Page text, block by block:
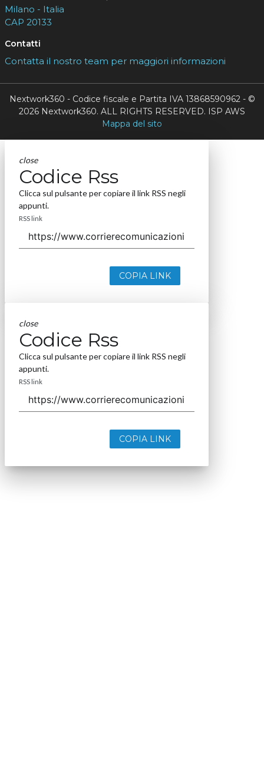
Milano - Italia
CAP 20133
Contatti
Contatta il nostro team per maggiori informazioni
Nextwork360 - Codice fiscale e Partita IVA 13868590962 - ©
2026 Nextwork360. ALL RIGHTS RESERVED. ISP AWS
Mappa del sito
close
Codice Rss
Clicca sul pulsante per copiare il link RSS negli
appunti.
RSS link
COPIA LINK
close
Codice Rss
Clicca sul pulsante per copiare il link RSS negli
appunti.
RSS link
COPIA LINK